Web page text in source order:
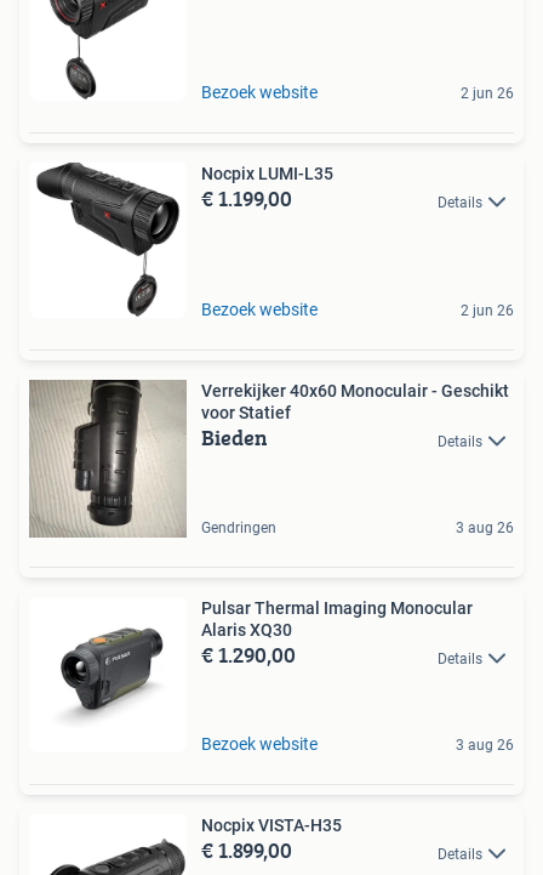
Bezoek website 2 jun 26
Nocpix LUMI-L35
€ 1.199,00 Details
Bezoek website 2 jun 26
Verrekijker 40x60 Monoculair - Geschikt
voor Statief
Bieden Details
Gendringen 3 aug 26
Pulsar Thermal Imaging Monocular
Alaris XQ30
€ 1.290,00 Details
Bezoek website 3 aug 26
Nocpix VISTA-H35
€ 1.899,00 Details